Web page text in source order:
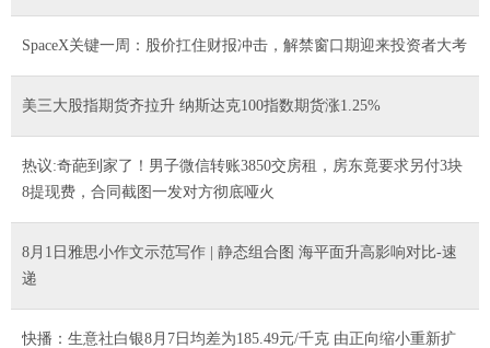
SpaceX关键一周：股价扛住财报冲击，解禁窗口期迎来投资者大考
美三大股指期货齐拉升 纳斯达克100指数期货涨1.25%
热议:奇葩到家了！男子微信转账3850交房租，房东竟要求另付3块
8提现费，合同截图一发对方彻底哑火
8月1日雅思小作文示范写作 | 静态组合图 海平面升高影响对比-速
递
快播：生意社白银8月7日均差为185.49元/千克 由正向缩小重新扩